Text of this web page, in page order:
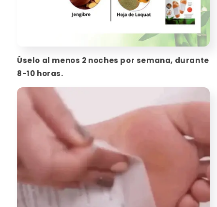
Úselo al menos 2 noches por semana, durante
8-10 horas.